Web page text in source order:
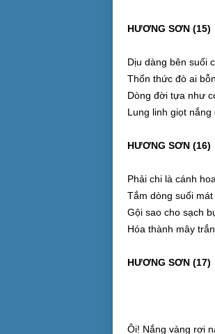
HƯƠNG SƠN (15)
Dịu dàng bên suối
Thổn thức đò ai
Dòng đời tựa như
Lung linh giọt nắng
HƯƠNG SƠN (16)
Phải chi là cánh
Tắm dòng suối
Gội sao cho sạch
Hóa thành mây
HƯƠNG SƠN (17)
Ôi! Nắng vàng rơi